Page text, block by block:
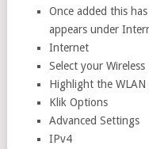
Once added this
appears under
Internet
Select your
Highlight the
Klik Options
Advanced Settings
IPv4